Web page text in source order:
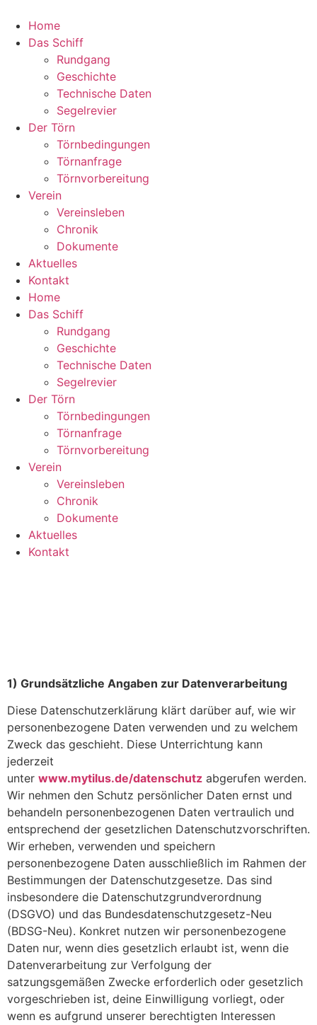
Home
Das Schiff
Rundgang
Geschichte
Technische Daten
Segelrevier
Der Törn
Törnbedingungen
Törnanfrage
Törnvorbereitung
Verein
Vereinsleben
Chronik
Dokumente
Aktuelles
Kontakt
Home
Das Schiff
Rundgang
Geschichte
Technische Daten
Segelrevier
Der Törn
Törnbedingungen
Törnanfrage
Törnvorbereitung
Verein
Vereinsleben
Chronik
Dokumente
Aktuelles
Kontakt
1) Grundsätzliche Angaben zur Datenverarbeitung
Diese Datenschutzerklärung klärt darüber auf, wie wir
personenbezogene Daten verwenden und zu welchem
Zweck das geschieht. Diese Unterrichtung kann
jederzeit
unter www.mytilus.de/datenschutz abgerufen werden.
Wir nehmen den Schutz persönlicher Daten ernst und
behandeln personenbezogenen Daten vertraulich und
entsprechend der gesetzlichen Datenschutzvorschriften.
Wir erheben, verwenden und speichern
personenbezogene Daten ausschließlich im Rahmen der
Bestimmungen der Datenschutzgesetze. Das sind
insbesondere die Datenschutzgrundverordnung
(DSGVO) und das Bundesdatenschutzgesetz-Neu
(BDSG-Neu). Konkret nutzen wir personenbezogene
Daten nur, wenn dies gesetzlich erlaubt ist, wenn die
Datenverarbeitung zur Verfolgung der
satzungsgemäßen Zwecke erforderlich oder gesetzlich
vorgeschrieben ist, deine Einwilligung vorliegt, oder
wenn es aufgrund unserer berechtigten Interessen